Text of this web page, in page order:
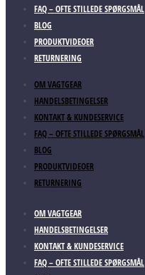
FAQ – OFTE STILLEDE SPØRGSMÅL
BLOG
PRODUKTVIDEOER
RETURNERING
OM VAGTGEAR
HANDELSBETINGELSER
KONTAKT & KUNDESERVICE
FAQ – OFTE STILLEDE SPØRGSMÅL
BLOG
PRODUKTVIDEOER
RETURNERING
OM VAGTGEAR
HANDELSBETINGELSER
KONTAKT & KUNDESERVICE
FAQ – OFTE STILLEDE SPØRGSMÅL